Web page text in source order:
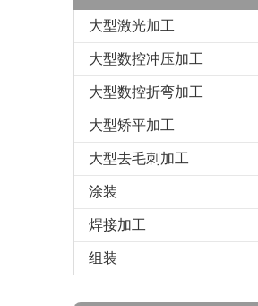
大型激光加工
大型数控冲压加工
大型数控折弯加工
大型矫平加工
大型去毛刺加工
涂装
焊接加工
组装